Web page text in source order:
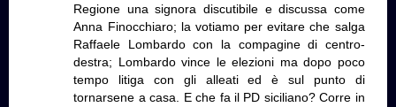
Regione una signora discutibile e discussa come
Anna Finocchiaro; la votiamo per evitare che salga
Raffaele Lombardo con la compagine di centro-
destra; Lombardo vince le elezioni ma dopo poco
tempo litiga con gli alleati ed è sul punto di
tornarsene a casa. E che fa il PD siciliano? Corre in